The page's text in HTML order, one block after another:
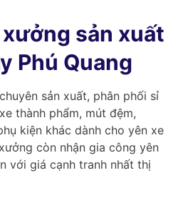
sản xuất
Phú Quang
chuyên sản xuất, phân phối sỉ
thành phẩm, mút đệm,
kiện khác dành cho yên xe
còn nhận gia công yên
với giá cạnh tranh nhất thị